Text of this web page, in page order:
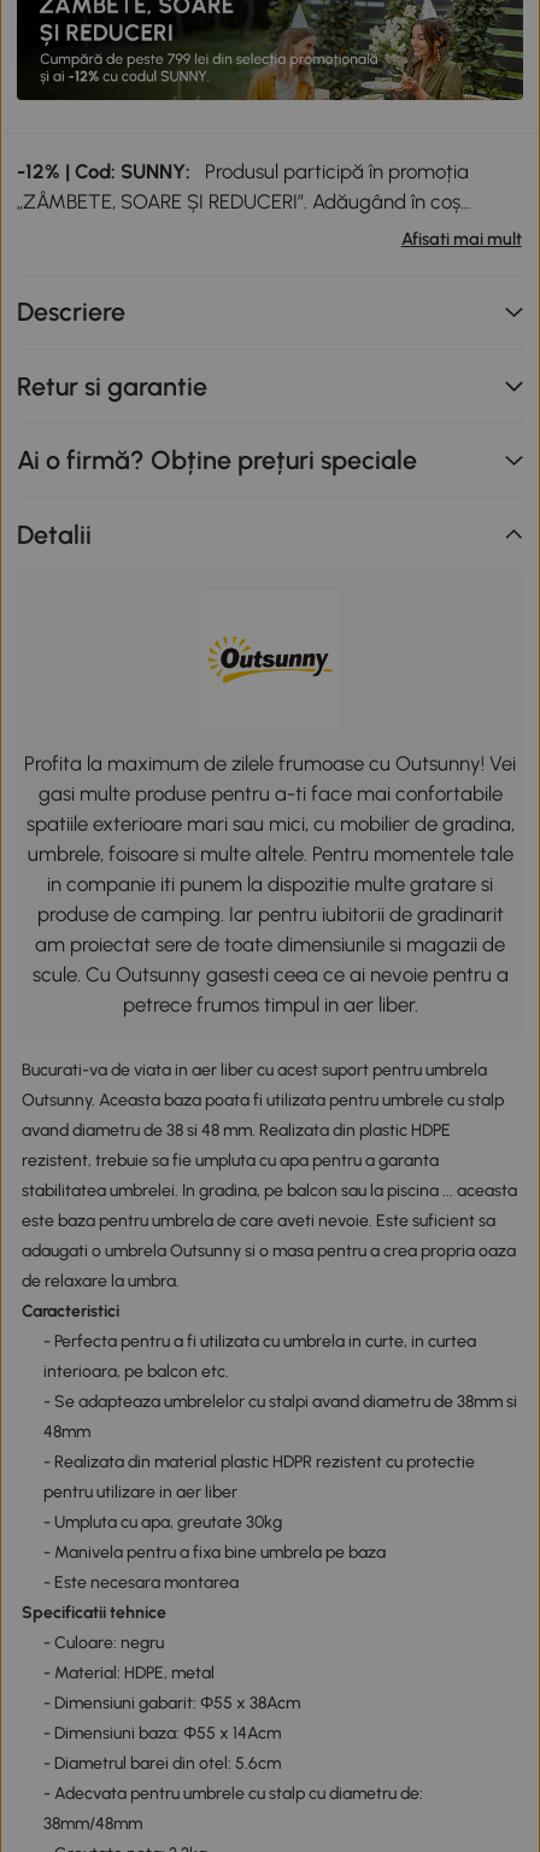
-12% | Cod: SUNNY:
Produsul participă în promoția
„ZÂMBETE, SOARE ȘI REDUCERI”. Adăugând în coș
produse participante în valoare totală de peste 799 lei,
valabilă până la data de 12.08.2026.
Afisati mai mult
Descriere
Retur si garantie
Ai o firmă? Obține prețuri speciale
Detalii
Profita la maximum de zilele frumoase cu Outsunny! Vei
gasi multe produse pentru a-ti face mai confortabile
spatiile exterioare mari sau mici, cu mobilier de gradina,
umbrele, foisoare si multe altele. Pentru momentele tale
in companie iti punem la dispozitie multe gratare si
produse de camping. Iar pentru iubitorii de gradinarit
am proiectat sere de toate dimensiunile si magazii de
scule. Cu Outsunny gasesti ceea ce ai nevoie pentru a
petrece frumos timpul in aer liber.
Bucurati-va de viata in aer liber cu acest suport pentru umbrela
Outsunny. Aceasta baza poata fi utilizata pentru umbrele cu stalp
avand diametru de 38 si 48 mm. Realizata din plastic HDPE
rezistent, trebuie sa fie umpluta cu apa pentru a garanta
stabilitatea umbrelei. In gradina, pe balcon sau la piscina ... aceasta
este baza pentru umbrela de care aveti nevoie. Este suficient sa
adaugati o umbrela Outsunny si o masa pentru a crea propria oaza
de relaxare la umbra.
Caracteristici
- Perfecta pentru a fi utilizata cu umbrela in curte, in curtea
interioara, pe balcon etc.
- Se adapteaza umbrelelor cu stalpi avand diametru de 38mm si
48mm
- Realizata din material plastic HDPR rezistent cu protectie
pentru utilizare in aer liber
- Umpluta cu apa, greutate 30kg
- Manivela pentru a fixa bine umbrela pe baza
- Este necesara montarea
Specificatii tehnice
- Culoare: negru
- Material: HDPE, metal
- Dimensiuni gabarit: Φ55 x 38Acm
- Dimensiuni baza: Φ55 x 14Acm
- Diametrul barei din otel: 5.6cm
- Adecvata pentru umbrele cu stalp cu diametru de:
38mm/48mm